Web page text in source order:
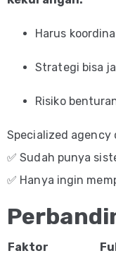
Harus
Strategi bisa
Risiko
Specialized agency
✅ Sudah punya
✅ Hanya ingin
Faktor